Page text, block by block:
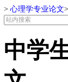
> 心理学专业论文>
中学